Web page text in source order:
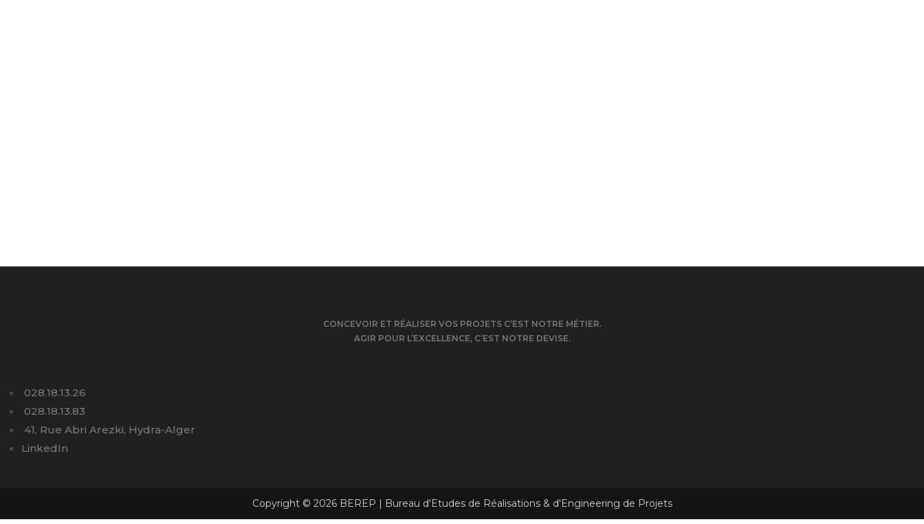
CONCEVOIR ET RÉALISER VOS PROJETS C’EST NOTRE MÉTIER.
AGIR POUR L’EXCELLENCE, C’EST NOTRE DEVISE.
028.18.13.26
028.18.13.83
41, Rue Abri Arezki, Hydra-Alger
LinkedIn
Copyright © 2026 BEREP | Bureau d'Etudes de Réalisations & d'Engineering de Projets